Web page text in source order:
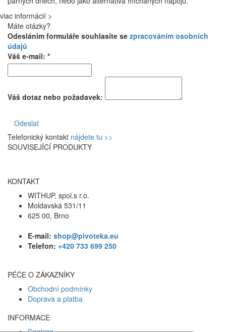
viac informácií >
Máte otázky?
Odesláním formuláře souhlasíte se zpracováním osobních
údajů
Váš e-mail: *
Váš dotaz nebo požadavek:
Odeslat
Telefonický kontakt nájdete tu >>
SOUVISEJÍCÍ PRODUKTY
KONTAKT
WITHUP, spol.s r.o.
Moldavská 531/11
625 00, Brno
E-mail: shop@pivoteka.eu
Telefon: +420 733 699 250
PÉČE O ZÁKAZNÍKY
Obchodní podmínky
Doprava a platba
INFORMACE